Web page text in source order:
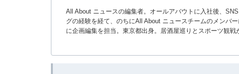
All About ニュースの編集者。オールアバウトに入社後、
グの経験を経て、のちにAll About ニュースチームのメンバ
に企画編集を担当。東京都出身。居酒屋巡りとスポーツ観戦